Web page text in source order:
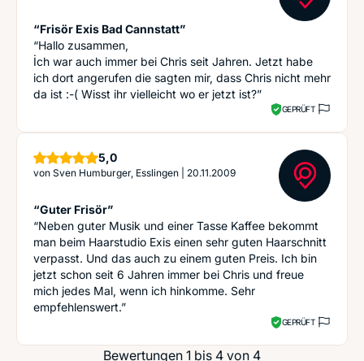
“Frisör Exis Bad Cannstatt”
“Hallo zusammen,
İch war auch immer bei Chris seit Jahren. Jetzt habe
ich dort angerufen die sagten mir, dass Chris nicht mehr
da ist :-( Wisst ihr vielleicht wo er jetzt ist?”
GEPRÜFT
5,0Sterne
von Sven Humburger, Esslingen 20.11.2009
“Guter Frisör”
“Neben guter Musik und einer Tasse Kaffee bekommt
man beim Haarstudio Exis einen sehr guten Haarschnitt
verpasst. Und das auch zu einem guten Preis. Ich bin
jetzt schon seit 6 Jahren immer bei Chris und freue
mich jedes Mal, wenn ich hinkomme. Sehr
empfehlenswert.”
GEPRÜFT
Bewertungen 1 bis 4 von 4